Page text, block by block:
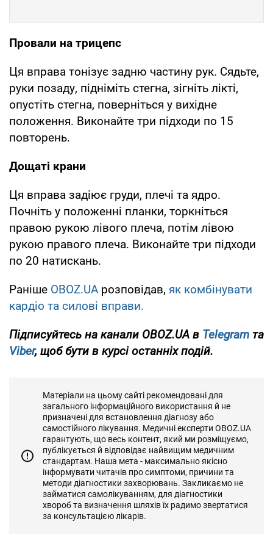
Провали на трицепс
Ця вправа тонізує задню частину рук. Сядьте,
руки позаду, підніміть стегна, зігніть лікті,
опустіть стегна, поверніться у вихідне
положення. Виконайте три підходи по 15
повторень.
Дощаті крани
Ця вправа задіює груди, плечі та ядро.
Почніть у положенні планки, торкніться
правою рукою лівого плеча, потім лівою
рукою правого плеча. Виконайте три підходи
по 20 натискань.
Раніше OBOZ.UA розповідав, як комбінувати
кардіо та силові вправи.
Підписуйтесь на канали OBOZ.UA в Telegram та
Viber, щоб бути в курсі останніх подій.
Матеріали на цьому сайті рекомендовані для
загального інформаційного використання й не
призначені для встановлення діагнозу або
самостійного лікування. Медичні експерти OBOZ.UA
гарантують, що весь контент, який ми розміщуємо,
публікується й відповідає найвищим медичним
стандартам. Наша мета - максимально якісно
інформувати читачів про симптоми, причини та
методи діагностики захворювань. Закликаємо не
займатися самолікуванням, для діагностики
хвороб та визначення шляхів їх радимо звертатися
за консультацією лікарів.